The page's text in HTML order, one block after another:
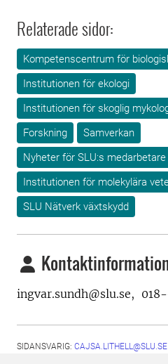
Relaterade sidor:
Kompetenscentrum för
Institutionen för ekologi
Institutionen för skoglig
Forskning
Samverkan
Nyheter för SLU:s medarbetare
Institutionen för molekylära
SLU Nätverk växtskydd
ingvar.sundh@slu.se,
SIDANSVARIG: CAJSA.LITHELL@SLU.SE